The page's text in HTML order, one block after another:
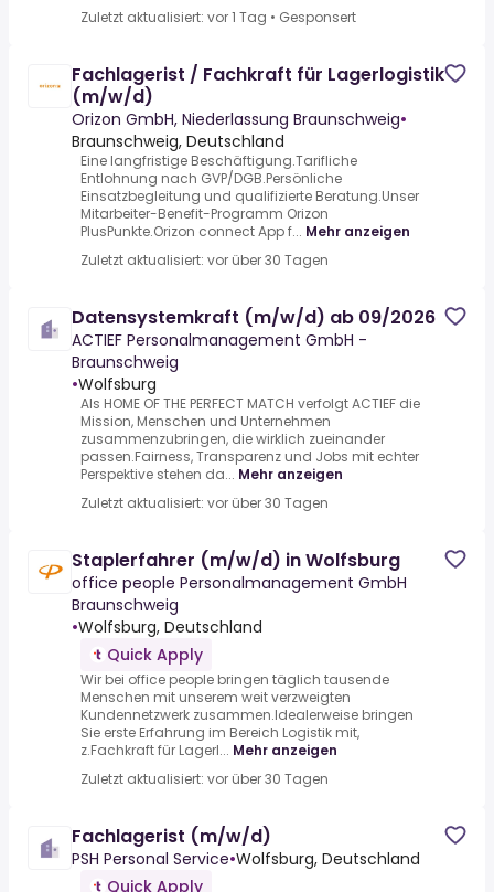
Zuletzt aktualisiert: vor 1 Tag • Gesponsert
Fachlagerist / Fachkraft für Lagerlogistik
(m/w/d)
Orizon GmbH, Niederlassung Braunschweig•
Braunschweig, Deutschland
Eine langfristige Beschäftigung.Tarifliche
Entlohnung nach GVP/DGB.Persönliche
Einsatzbegleitung und qualifizierte Beratung.Unser
Mitarbeiter-Benefit-Programm Orizon
PlusPunkte.Orizon connect App f... Mehr anzeigen
Zuletzt aktualisiert: vor über 30 Tagen
Datensystemkraft (m/w/d) ab 09/2026
ACTIEF Personalmanagement GmbH -
Braunschweig
•Wolfsburg
Als HOME OF THE PERFECT MATCH verfolgt ACTIEF die
Mission, Menschen und Unternehmen
zusammenzubringen, die wirklich zueinander
passen.Fairness, Transparenz und Jobs mit echter
Perspektive stehen da... Mehr anzeigen
Zuletzt aktualisiert: vor über 30 Tagen
Staplerfahrer (m/w/d) in Wolfsburg
office people Personalmanagement GmbH
Braunschweig
•Wolfsburg, Deutschland
Quick Apply
Wir bei office people bringen täglich tausende
Menschen mit unserem weit verzweigten
Kundennetzwerk zusammen.Idealerweise bringen
Sie erste Erfahrung im Bereich Logistik mit,
z.Fachkraft für Lagerl... Mehr anzeigen
Zuletzt aktualisiert: vor über 30 Tagen
Fachlagerist (m/w/d)
PSH Personal Service•Wolfsburg, Deutschland
Quick Apply